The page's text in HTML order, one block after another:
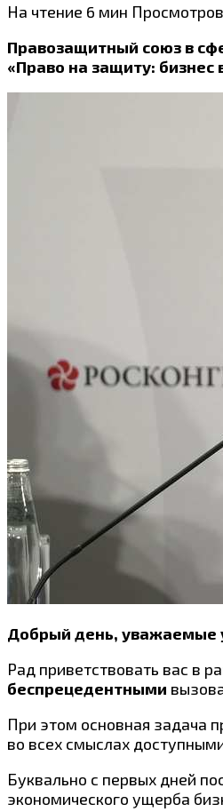
На чтение 6 мин Просмотров
Правозащитный союз в
«Право на защиту: бизнес
Добрый день, уважаемые
Рад приветствовать вас в
беспрецедентными
При этом основная задача
во всех смыслах
Буквально с первых дней
экономического ущерба